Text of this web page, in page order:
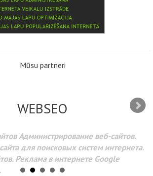
Mūsu partneri
WEBSEO
Администрирование веб-сайтов.
для поисковых систем интернета.
Реклама в интернете Google